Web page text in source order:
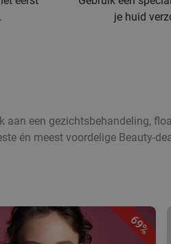
je huid
een gezichtsbehandeling,
én meest voordelige Beauty-
69%